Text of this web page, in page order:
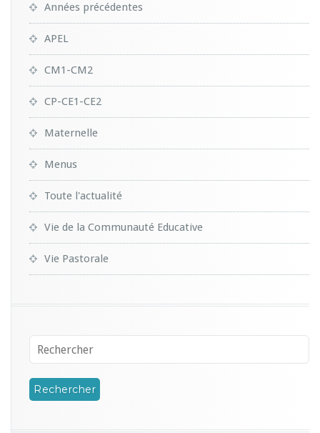
Années précédentes
APEL
CM1-CM2
CP-CE1-CE2
Maternelle
Menus
Toute l'actualité
Vie de la Communauté Educative
Vie Pastorale